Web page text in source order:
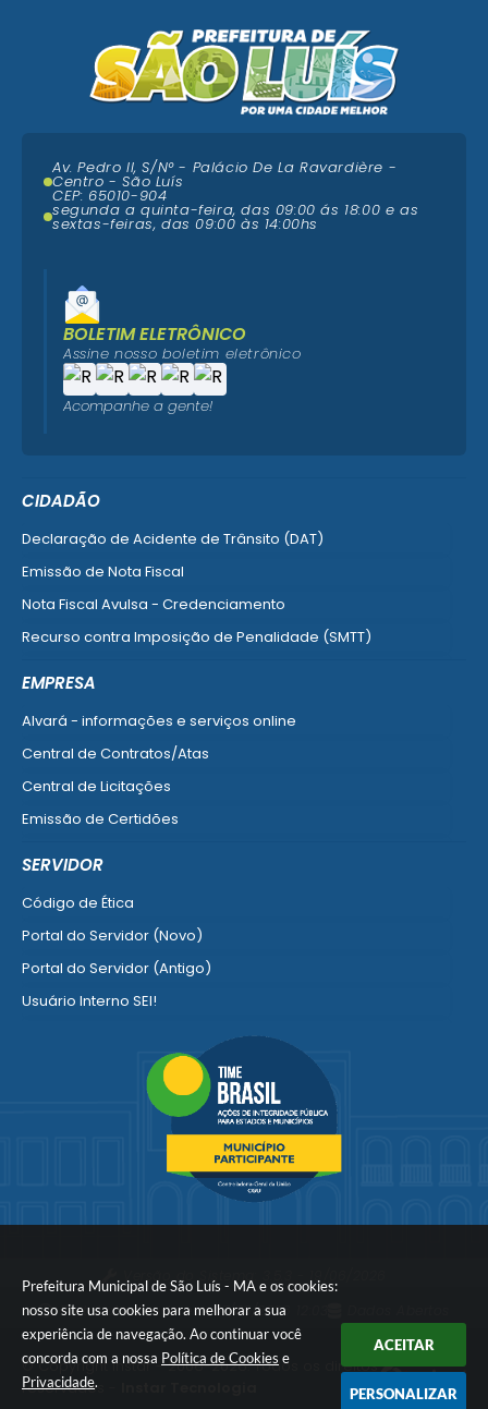
Prefeitura Municipal de São Luís - MA e os cookies:
nosso site usa cookies para melhorar a sua
experiência de navegação. Ao continuar você
concorda com a nossa Política de Cookies e
Privacidade.
ACEITAR
PERSONALIZAR
CIDADÃO
Declaração de Acidente de Trânsito (DAT)
Emissão de Nota Fiscal
Nota Fiscal Avulsa - Credenciamento
Recurso contra Imposição de Penalidade (SMTT)
EMPRESA
Alvará - informações e serviços online
Central de Contratos/Atas
Central de Licitações
Emissão de Certidões
SERVIDOR
Código de Ética
Portal do Servidor (Novo)
Portal do Servidor (Antigo)
Usuário Interno SEI!
Portal do Segurado
Manual de Gestão Patrimonial
Ver mais serviços para o Servidor
Av. Pedro II, S/N° - Palácio De La Ravardière -
Centro - São Luís
CEP: 65010-904
segunda a quinta-feira, das 09:00 ás 18:00 e as
sextas-feiras, das 09:00 às 14:00hs
BOLETIM ELETRÔNICO
Assine nosso boletim eletrônico
Acompanhe a gente!
Portal atualizado em:07/08/2026 12:03
© Copyright Instar - 2006-2026. Todos os direitos
reservados -